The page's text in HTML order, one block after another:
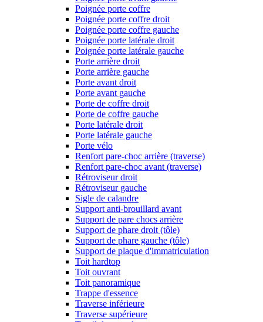
Poignée porte coffre
Poignée porte coffre droit
Poignée porte coffre gauche
Poignée porte latérale droit
Poignée porte latérale gauche
Porte arrière droit
Porte arrière gauche
Porte avant droit
Porte avant gauche
Porte de coffre droit
Porte de coffre gauche
Porte latérale droit
Porte latérale gauche
Porte vélo
Renfort pare-choc arrière (traverse)
Renfort pare-choc avant (traverse)
Rétroviseur droit
Rétroviseur gauche
Sigle de calandre
Support anti-brouillard avant
Support de pare chocs arrière
Support de phare droit (tôle)
Support de phare gauche (tôle)
Support de plaque d'immatriculation
Toit hardtop
Toit ouvrant
Toit panoramique
Trappe d'essence
Traverse inférieure
Traverse supérieure